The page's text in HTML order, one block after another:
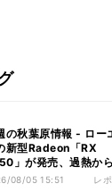
の秋葉原情報 - ロー
新型Radeon「RX
」が発売、過熱か
電源ケーブルも
08/05 15:51 レ